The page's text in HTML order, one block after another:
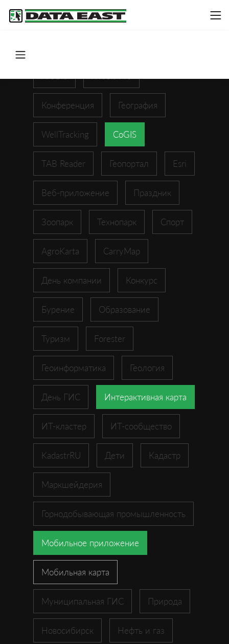
Конференция География
WellTracking CoGIS
TAB Reader Геопортал Esri
Веб-приложение Праздник
Зоопарк Технопарк Спорт
AgroKarta CarryMap
День компании Конкурс
Бурение Образование
Туризм Forester
Геоинформатика Геология
День ГИС Интерактивная карта
ИТ-кластер ИТ-сообщество
KadastrRU Дети Кадастр
Маркшейдерия
Горнодобывающая промышленность
Мобильное приложение
Мобильная карта
Муниципальная ГИС Природа
Новосибирск Нефть и газ